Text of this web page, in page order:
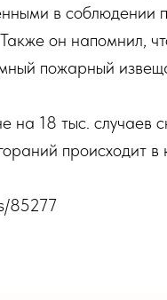
в соблюдении
он напомнил,
пожарный
18 тыс. случаев
происходит в
85277